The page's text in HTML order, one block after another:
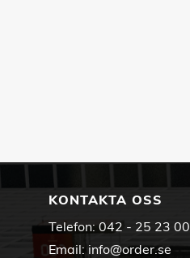
KONTAKTA OSS
Telefon: 042 - 25 23 00
Email: info@order.se